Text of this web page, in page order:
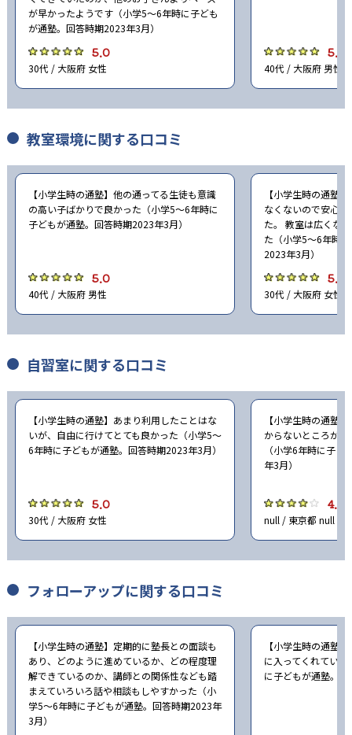
追手門学院中学校 -
金蘭千里中学校 桃山学院中学校 -
関西大学第一中学校 -
常翔学園中学校 -
明星中学校 -
大阪星光学院中学校 - 高槻中学校 -
清風中学校 -
同志社香里中学校
帝塚山学院泉ヶ丘中学校 -
大阪女学院中学校 -
賢明学院中学校 -
灘中学校 - 甲陽学院中学校
甲南中学校 -
白陵中学校 - 三田学園中学校 -
滝川中学校 - 神戸女学院中学部
神戸山手女子中学校 - 親和中学校 -
啓明学院中学校 - 夙川中学校 -
須磨学園中学校 - 神戸龍谷中学校
が早かったようです（小学5〜6年時に子ども
が通塾。回答時期2023年3月）
5.0
30代 / 大阪府 女性
5.0
40代 / 大阪府 男性
教室環境に関する口コミ
【小学生時の通塾】他の通ってる生徒も意識
の高い子ばかりで良かった（小学5〜6年時に
子どもが通塾。回答時期2023年3月）
5.0
40代 / 大阪府 男性
【小学生時の通塾
なくないので安心
た。 教室は広くな
た（小学5〜6年時
2023年3月）
5.0
30代 / 大阪府 女性
自習室に関する口コミ
【小学生時の通塾】あまり利用したことはな
いが、自由に行けてとても良かった（小学5〜
6年時に子どもが通塾。回答時期2023年3月）
5.0
30代 / 大阪府 女性
【小学生時の通塾
からないところが
（小学6年時に子
年3月）
4.0
null / 東京都 null
フォローアップに関する口コミ
【小学生時の通塾】定期的に塾長との面談も
あり、どのように進めているか、どの程度理
解できているのか、講師との関係性なども踏
まえていろいろ話や相談もしやすかった（小
学5〜6年時に子どもが通塾。回答時期2023年
3月）
【小学生時の通塾
に入ってくれてい
に子どもが通塾。